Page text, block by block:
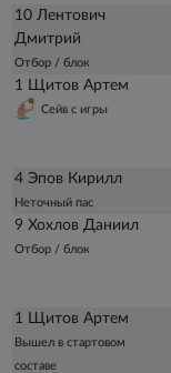
10 Лентович
Дмитрий
Отбор / блок
1 Щитов Артем
Сейв с игры
4 Эпов Кирилл
Неточный пас
9 Хохлов Даниил
Отбор / блок
1 Щитов Артем
Вышел в стартовом
составе